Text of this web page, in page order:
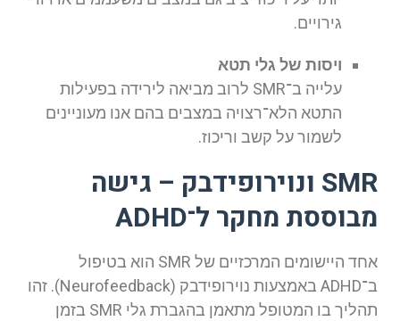
גירויים.
ויסות של גלי תטא
עלייה ב־SMR לרוב מביאה לירידה בפעילות
התטא הלא־רצויה במצבים בהם אנו מעוניינים
לשמור על קשב וריכוז.
SMR ונוירופידבק – גישה
מבוססת מחקר ל־ADHD
אחד היישומים המרכזיים של SMR הוא בטיפול
ב־ADHD באמצעות נוירופידבק (Neurofeedback). זהו
תהליך בו המטופל מתאמן בהגברת גלי SMR בזמן